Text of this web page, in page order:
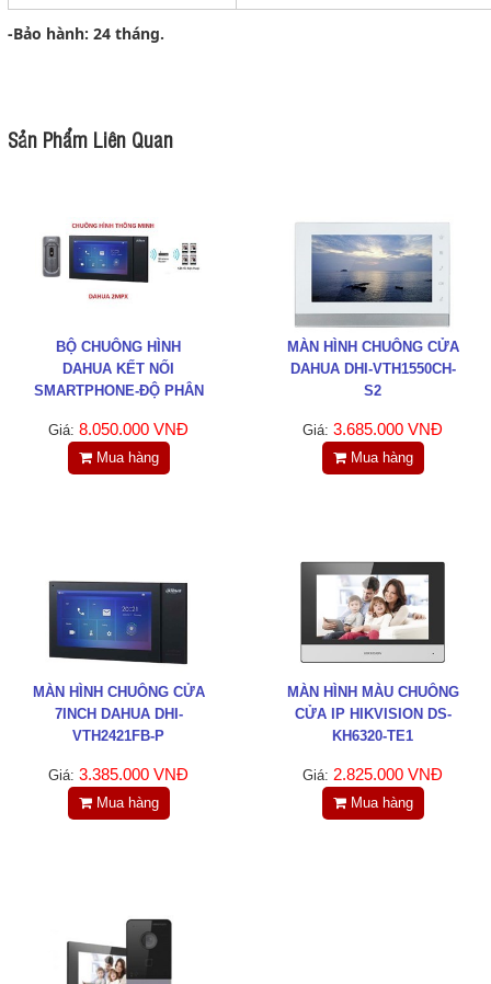
-Bảo hành: 24 tháng.
Sản Phẩm Liên Quan
BỘ CHUÔNG HÌNH
DAHUA KẾT NỐI
SMARTPHONE-ĐỘ PHÂN
Giá: 8.050.000 VNĐ
Mua hàng
MÀN HÌNH CHUÔNG CỬA
DAHUA DHI-VTH1550CH-
S2
Giá: 3.685.000 VNĐ
Mua hàng
MÀN HÌNH CHUÔNG CỬA
7INCH DAHUA DHI-
VTH2421FB-P
Giá: 3.385.000 VNĐ
Mua hàng
MÀN HÌNH MÀU CHUÔNG
CỬA IP HIKVISION DS-
KH6320-TE1
Giá: 2.825.000 VNĐ
Mua hàng